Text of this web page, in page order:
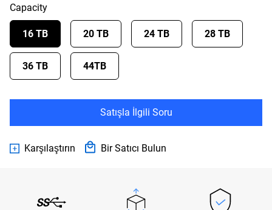
Capacity
16 TB 20 TB 24 TB 28 TB
36 TB 44TB
Satışla İlgili Soru
Karşılaştırın Bir Satıcı Bulun